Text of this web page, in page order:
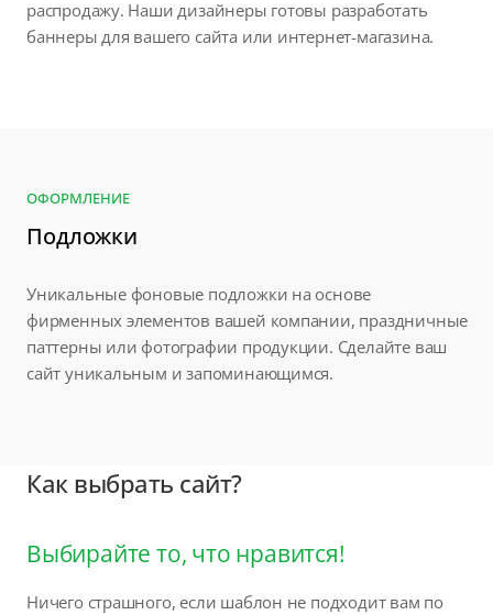
распродажу. Наши дизайнеры готовы разработать
баннеры для вашего сайта или интернет-магазина.
ОФОРМЛЕНИЕ
Подложки
Уникальные фоновые подложки на основе
фирменных элементов вашей компании, праздничные
паттерны или фотографии продукции. Сделайте ваш
сайт уникальным и запоминающимся.
Как выбрать сайт?
Выбирайте то, что нравится!
Ничего страшного, если шаблон не подходит вам по